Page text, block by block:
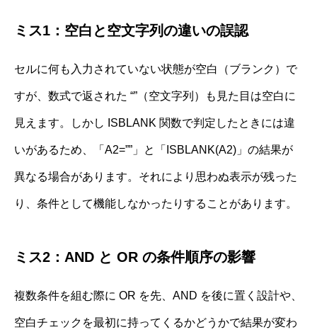
ミス1：空白と空文字列の違いの誤認
セルに何も入力されていない状態が空白（ブランク）で
すが、数式で返された “”（空文字列）も見た目は空白に
見えます。しかし ISBLANK 関数で判定したときには違
いがあるため、「A2=””」と「ISBLANK(A2)」の結果が
異なる場合があります。それにより思わぬ表示が残った
り、条件として機能しなかったりすることがあります。
ミス2：AND と OR の条件順序の影響
複数条件を組む際に OR を先、AND を後に置く設計や、
空白チェックを最初に持ってくるかどうかで結果が変わ